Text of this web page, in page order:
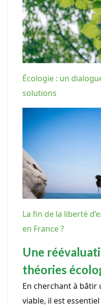
Écologie : un
solutions
La fin de la liberté
en France ?
Une
théories
En cherchant à
viable, il est